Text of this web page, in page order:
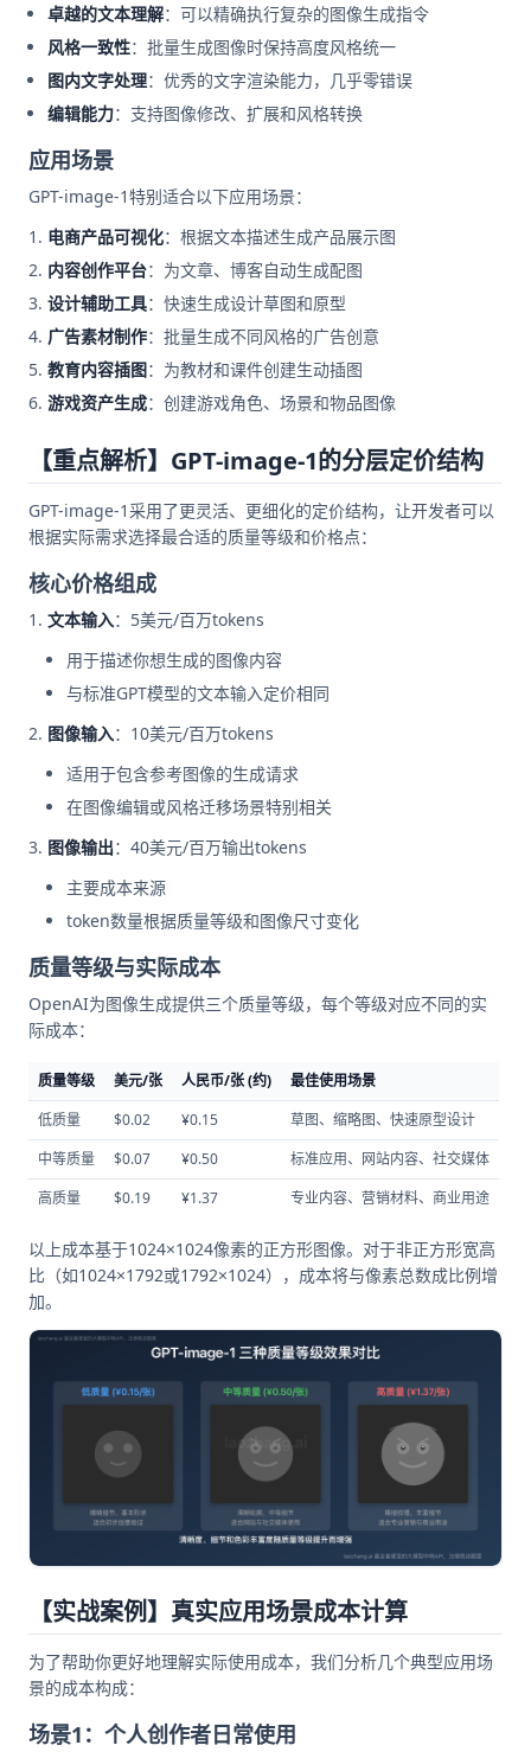
卓越的文本理解：可以精确执行复杂的图像生成指令
风格一致性：批量生成图像时保持高度风格统一
图内文字处理：优秀的文字渲染能力，几乎零错误
编辑能力：支持图像修改、扩展和风格转换
应用场景
GPT-image-1特别适合以下应用场景：
电商产品可视化：根据文本描述生成产品展示图
内容创作平台：为文章、博客自动生成配图
设计辅助工具：快速生成设计草图和原型
广告素材制作：批量生成不同风格的广告创意
教育内容插图：为教材和课件创建生动插图
游戏资产生成：创建游戏角色、场景和物品图像
【重点解析】GPT-image-1的分层定价结构
GPT-image-1采用了更灵活、更细化的定价结构，让开发者可以
根据实际需求选择最合适的质量等级和价格点：
核心价格组成
文本输入：5美元/百万tokens
用于描述你想生成的图像内容
与标准GPT模型的文本输入定价相同
图像输入：10美元/百万tokens
适用于包含参考图像的生成请求
在图像编辑或风格迁移场景特别相关
图像输出：40美元/百万输出tokens
主要成本来源
token数量根据质量等级和图像尺寸变化
质量等级与实际成本
OpenAI为图像生成提供三个质量等级，每个等级对应不同的实
际成本：
质量等级 美元/张 人民币/张 (约)
最佳使用场景
低质量
$0.02 ¥0.15
草图、缩略图、快速原型设计
中等质量
$0.07 ¥0.50
标准应用、网站内容、社交媒体
高质量
$0.19 ¥1.37 专业内容、营销材料、商业用途
以上成本基于1024×1024像素的正方形图像。对于非正方形宽高
比（如1024×1792或1792×1024），成本将与像素总数成比例增
加。
【实战案例】真实应用场景成本计算
为了帮助你更好地理解实际使用成本，我们分析几个典型应用场
景的成本构成：
场景1：个人创作者日常使用